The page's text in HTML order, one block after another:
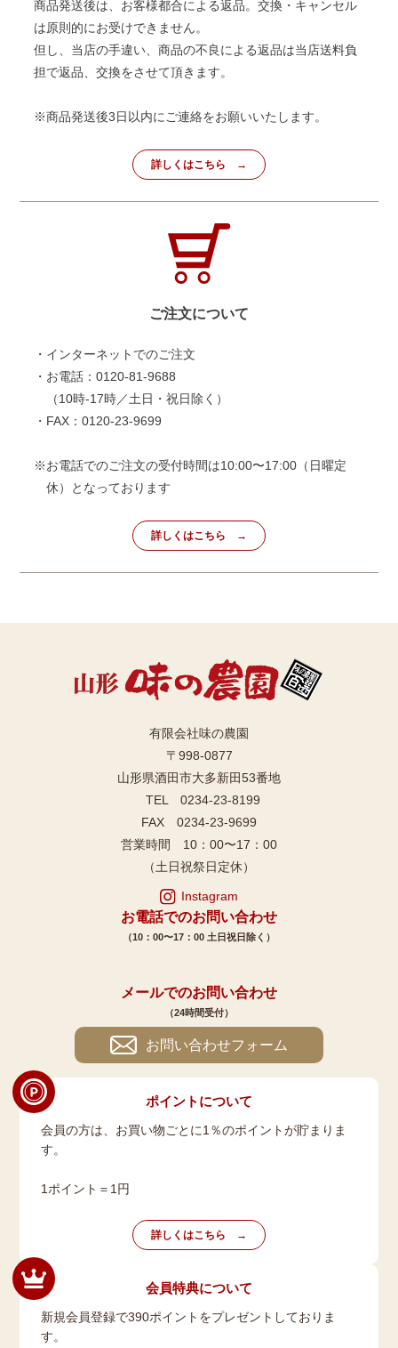
商品発送後は、お客様都合による返品。交換・キャンセル
は原則的にお受けできません。
但し、当店の手違い、商品の不良による返品は当店送料負
担で返品、交換をさせて頂きます。
※商品発送後3日以内にご連絡をお願いいたします。
詳しくはこちら
ご注文について
・インターネットでのご注文
・お電話：0120-81-9688
（10時-17時／土日・祝日除く）
・FAX：0120-23-9699
※お電話でのご注文の受付時間は10:00〜17:00（日曜定
休）となっております
詳しくはこちら
有限会社味の農園
〒998-0877
山形県酒田市大多新田53番地
TEL 0234-23-8199
FAX 0234-23-9699
営業時間 10：00〜17：00
（土日祝祭日定休）
Instagram
お電話でのお問い合わせ
（10：00〜17：00 土日祝日除く）
メールでのお問い合わせ
（24時間受付）
お問い合わせフォーム
ポイントについて
会員の方は、お買い物ごとに1％のポイントが貯まりま
す。
1ポイント＝1円
詳しくはこちら
会員特典について
新規会員登録で390ポイントをプレゼントしておりま
す。